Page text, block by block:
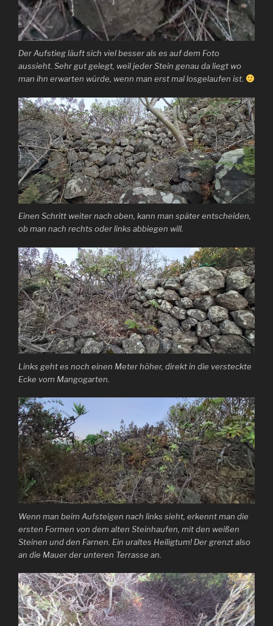
Der Aufstieg läuft sich viel besser als es auf dem Foto
aussieht. Sehr gut gelegt, weil jeder Stein genau da liegt wo
man ihn erwarten würde, wenn man erst mal losgelaufen ist.
Einen Schritt weiter nach oben, kann man später entscheiden,
ob man nach rechts oder links abbiegen will.
Links geht es noch einen Meter höher, direkt in die versteckte
Ecke vom Mangogarten.
Wenn man beim Aufsteigen nach links sieht, erkennt man die
ersten Formen von dem alten Steinhaufen, mit den weißen
Steinen und den Farnen. Ein uraltes Heiligtum! Der grenzt also
an die Mauer der unteren Terrasse an.